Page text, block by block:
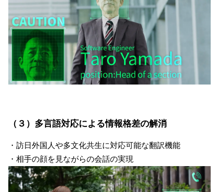
（３）多言語対応による情報格差の解消
・訪日外国人や多文化共生に対応可能な翻訳機能
・相手の顔を見ながらの会話の実現